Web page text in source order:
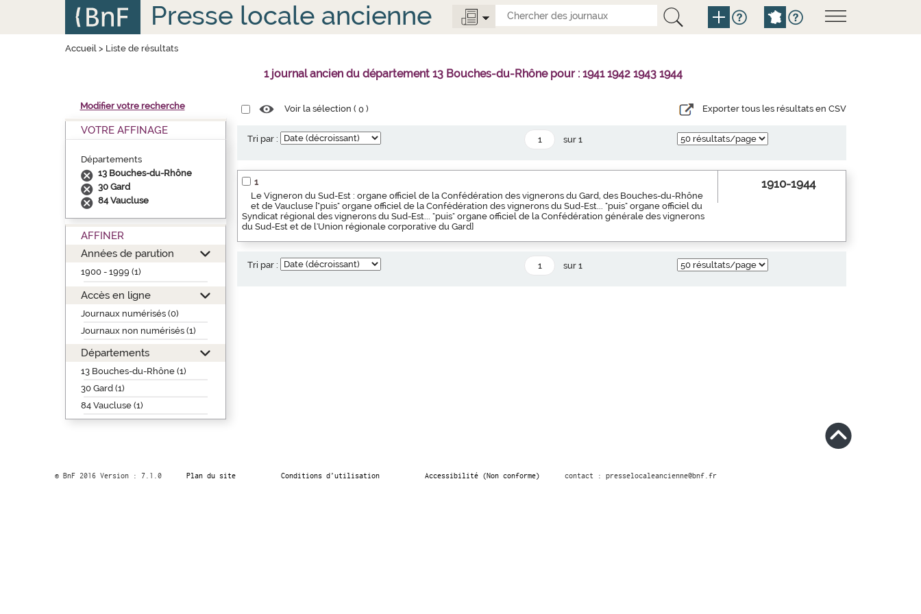
Presse locale ancienne
Accueil> Liste de résultats
1 journal ancien du département 13 Bouches-du-Rhône pour : 1941 1942 1943 1944
Modifier votre recherche
VOTRE AFFINAGE
Départements
13 Bouches-du-Rhône
30 Gard
84 Vaucluse
AFFINER
Années de parution
1900 - 1999 (1)
Accès en ligne
Journaux numérisés (0)
Journaux non numérisés (1)
Départements
13 Bouches-du-Rhône (1)
30 Gard (1)
84 Vaucluse (1)
Voir la sélection (0 ) Exporter tous les résultats en CSV
Tri par : sur 1
1
Le Vigneron du Sud-Est : organe officiel de la Confédération des vignerons du Gard, des Bouches-du-Rhône
et de Vaucluse ["puis" organe officiel de la Confédération des vignerons du Sud-Est... "puis" organe officiel du
Syndicat régional des vignerons du Sud-Est... "puis" organe officiel de la Confédération générale des vignerons
du Sud-Est et de l'Union régionale corporative du Gard]
1910-1944
Tri par : sur 1
© BnF 2016 Version : 7.1.0 Plan du site Conditions d’utilisation Accessibilité (Non conforme) contact : presselocaleancienne@bnf.fr
Panneau de gestion des cookies